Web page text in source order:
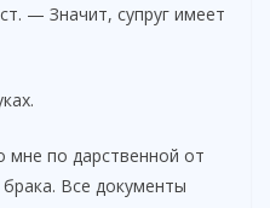
— Значит, супруг имеет
по дарственной от
Все документы